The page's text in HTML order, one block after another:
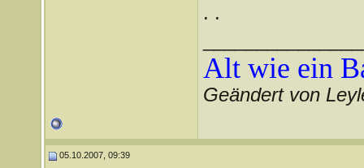
. .
Alt wie ein
Geändert von
05.10.2007, 09:39